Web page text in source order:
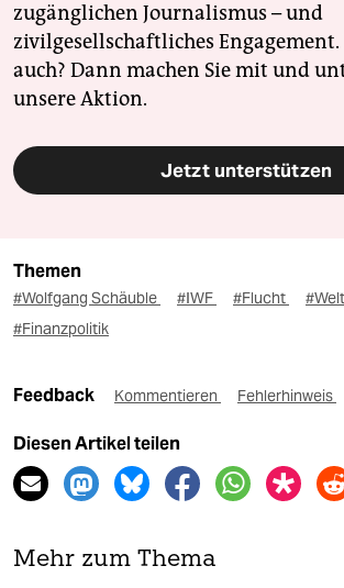
zugänglichen Journalismus – und
zivilgesellschaftliches Engagement.
auch? Dann machen Sie mit und
unsere Aktion.
Jetzt unterstützen
Themen
#Wolfgang Schäuble #IWF #Flucht
#Finanzpolitik
Feedback Kommentieren Fehlerhinweis
Diesen Artikel teilen
Mehr zum Thema